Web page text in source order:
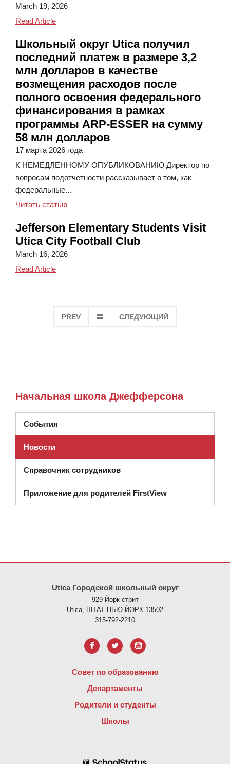
March 19, 2026
Read ArticleFlannel Day at Jefferson Elementary
Школьный округ Utica получил
последний платеж в размере 3,2
млн долларов в качестве
возмещения расходов после
полного освоения федерального
финансирования в рамках
программы ARP-ESSER на сумму
58 млн долларов
17 марта 2026 года
К НЕМЕДЛЕННОМУ ОПУБЛИКОВАНИЮ Директор по
вопросам подотчетности рассказывает о том, как
федеральные...
Читать статьюШкольный округUtica получил последний
Jefferson Elementary Students Visit
Utica City Football Club
March 16, 2026
Read ArticleJefferson Elementary Students Visit Utica City
PREV ПЕРЕЙТИ НА СТРАНИЦУ 1
СЛЕДУЮЩИЙ
Начальная школа Джефферсона
События
Новости
Справочник сотрудников
Приложение для родителей FirstView
Utica Городской школьный округ
929 Йорк-стрит
Utica, ШТАТ НЬЮ-ЙОРК 13502
315-792-2210
Совет по образованию
Департаменты
Родители и студенты
Школы